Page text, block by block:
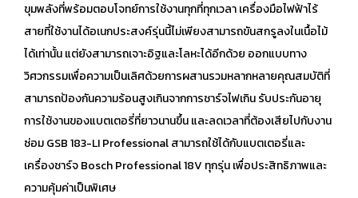
ขุมพลังที่พร้อมตอบโจทย์การใช้งานทุกที่ทุกเวลา เครื่องมือไฟฟ้าไร้
สายที่ใช้งานได้อเนกประสงค์รุ่นนี้ไม่เพียงสามารถขันสกรูลงในเนื้อไม้
ได้เท่านั้น แต่ยังสามารถเจาะอิฐและโลหะได้อีกด้วย ออกแบบทาง
วิศวกรรมเพื่อความเป็นเลิศด้วยการผสานรวมหลากหลายคุณสมบัติที่
สามารถป้องกันความร้อนสูงเกินจากการชาร์จไฟเกิน รับประกันอายุ
การใช้งานของแบตเตอรี่ที่ยาวนานขึ้น และลดเวลาที่ต้องเสียไปกับงาน
ซ่อม GSB 183-LI Professional สามารถใช้ได้กับแบตเตอรี่และ
เครื่องชาร์จ Bosch Professional 18V ทุกรุ่น เพื่อประสิทธิภาพและ
ความคุ้มค่าเป็นพิเศษ